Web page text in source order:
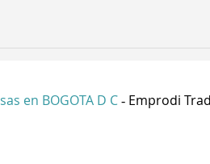
en BOGOTA D C - Emprodi